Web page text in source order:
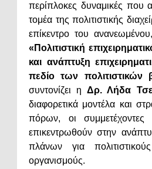
περίπλοκες δυναμικές που
τομέα της πολιτιστικής
επίκεντρο του
«Πολιτιστική
και ανάπτυξη
πεδίο των πολιτιστικών
συντονίζει ηΔρ. Λήδα
διαφορετικά μοντέλα και
πόρων, οι συμμετέχοντες
επικεντρωθούν στην
πλάνων για
οργανισμούς.